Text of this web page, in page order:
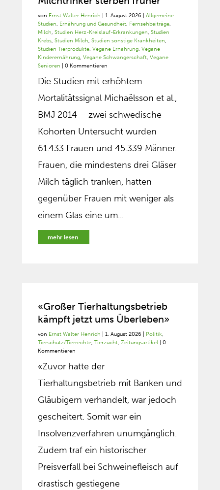
von Ernst Walter Henrich 1. August 2026
Allgemeine
Studien, Ernährung und Gesundheit, Fernsehbeiträge,
Milch, Studien Herz-Kreislauf-Erkrankungen, Studien
Krebs, Studien Milch, Studien sonstige Krankheiten,
Studien Tierprodukte, Vegane Ernährung, Vegane
Kinderernährung, Vegane Schwangerschaft, Vegane
Senioren | 0 Kommentieren
Die Studien mit erhöhtem
Mortalitätssignal Michaëlsson et al.,
BMJ 2014 – zwei schwedische
Kohorten Untersucht wurden
61.433 Frauen und 45.339 Männer.
Frauen, die mindestens drei Gläser
Milch täglich tranken, hatten
gegenüber Frauen mit weniger als
einem Glas eine um...
mehr lesen
«Großer Tierhaltungsbetrieb
kämpft jetzt ums Überleben»
von Ernst Walter Henrich 1. August 2026 Politik,
Tierschutz/Tierrechte, Tierzucht, Zeitungsartikel| 0
Kommentieren
«Zuvor hatte der
Tierhaltungsbetrieb mit Banken und
Gläubigern verhandelt, war jedoch
gescheitert. Somit war ein
Insolvenzverfahren unumgänglich.
Zudem traf ein historischer
Preisverfall bei Schweinefleisch auf
drastisch gestiegene